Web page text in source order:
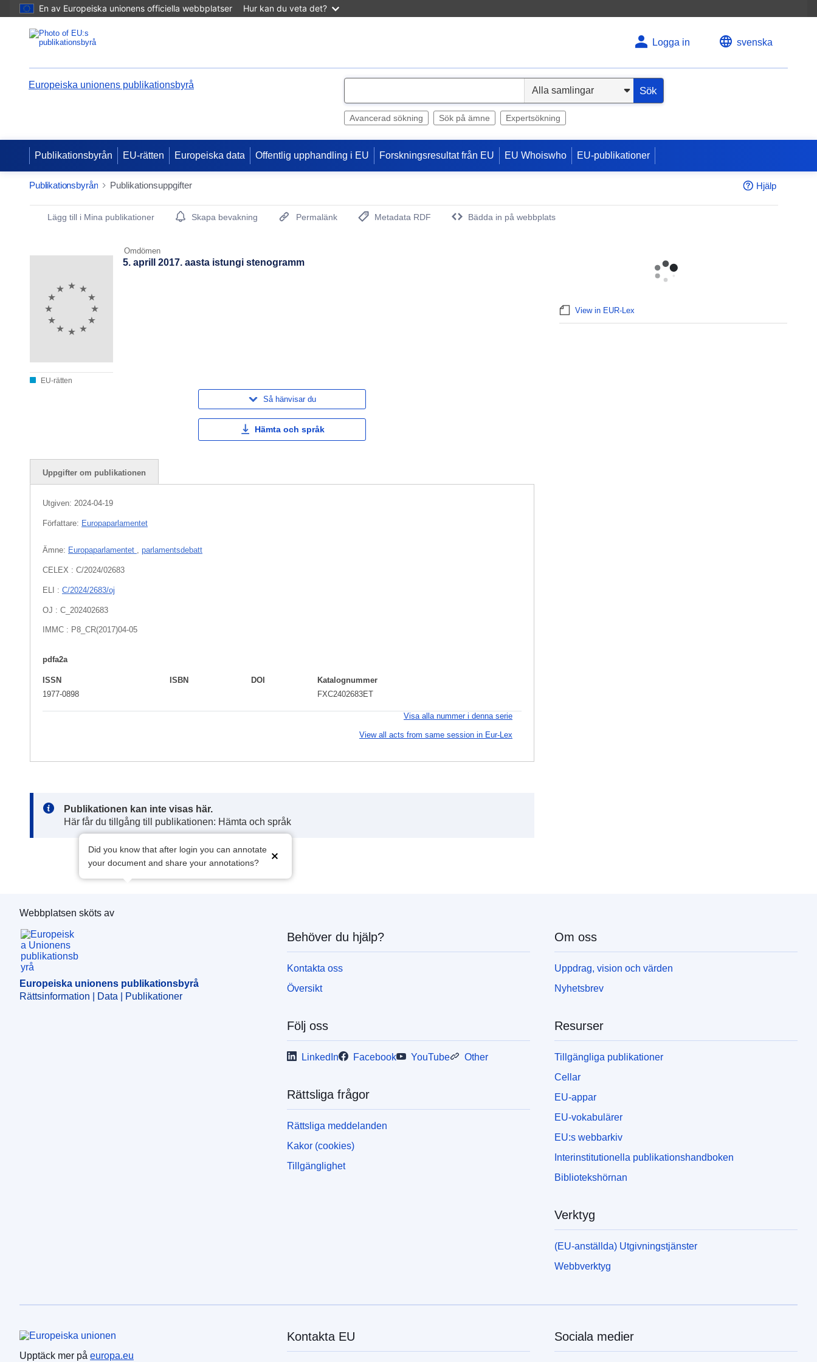
En av Europeiska unionens officiella webbplatser Hur kan du veta det?
Logga in svenska
Europeiska unionens publikationsbyrå
e
Sök
Avancerad sökning Sök på ämne Expertsökning
Publikationsbyrån EU-rätten Europeiska data Offentlig upphandling i EU Forskningsresultat från EU EU Whoiswho EU-publikationer
Publikationsbyrån Publikationsuppgifter Hjälp
Publication Detail Actions Portlet
Lägg till i Mina publikationer Skapa bevakning Permalänk
Metadata RDF
Bädda in på webbplats
Omdömen
EU-rätten
5. aprill 2017. aasta istungi stenogramm
Så hänvisar du
Hämta och språk
Uppgifter om publikationen
Utgiven: 2024-04-19
Författare: Europaparlamentet
Ämne: Europaparlamentet , parlamentsdebatt
CELEX : C/2024/02683
ELI : C/2024/2683/oj
OJ : C_202402683
IMMC : P8_CR(2017)04-05
pdfa2a
ISSN
1977-0898
ISBN DOI
Katalognummer
FXC2402683ET
Visa alla nummer i denna serie
View all acts from same session in Eur-Lex
Note:
Publikationen kan inte visas här.
Här får du tillgång till publikationen: Hämta och språk
Did you know that after login you can annotate
your document and share your annotations?
View in EUR-Lex
Europeiska unionens publikationsbyrå
Webbplatsen sköts av
Europeiska unionens publikationsbyrå
Rättsinformation | Data | Publikationer
Behöver du hjälp?
Kontakta oss
Översikt
Följ oss
LinkedIn Facebook YouTube Other
Rättsliga frågor
Rättsliga meddelanden
Kakor (cookies)
Tillgänglighet
Om oss
Uppdrag, vision och värden
Nyhetsbrev
Resurser
Tillgängliga publikationer
Cellar
EU-appar
EU-vokabulärer
EU:s webbarkiv
Interinstitutionella publikationshandboken
Bibliotekshörnan
Verktyg
(EU-anställda) Utgivningstjänster
Webbverktyg
Europeiska unionen
Upptäck mer på europa.eu
Kontakta EU Sociala medier